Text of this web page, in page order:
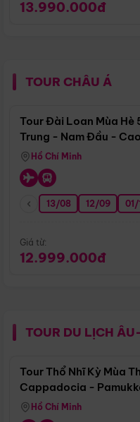
13.990.000đ
TOUR CHÂU Á
Tour Đài Loan Mùa
Trung - Nam Đầu -
Hồ Chí Minh
13/08 12/09 01/
Giá từ:
12.999.000đ
TOUR DU LỊCH
Tour Thổ Nhĩ Kỳ Mùa
Cappadocia -
Hồ Chí Minh